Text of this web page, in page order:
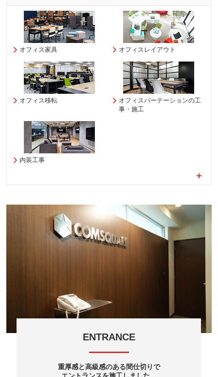
オフィス家具 オフィスレイアウト
オフィス移転
オフィスパーテーションの工
事・施工
内装工事
ENTRANCE
重厚感と高級感のある間仕切りで